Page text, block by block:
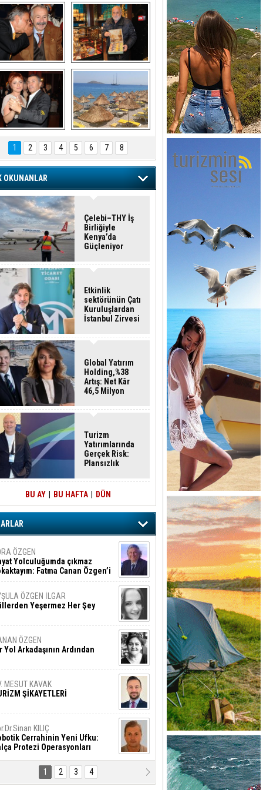
ULUSOY ve
BAĞLIKAYA
Avni Ongurlar ile
DEDEMAN
TATİL
1
2 3 4 5 6 7 8
OKUNANLAR
Çelebi–THY İş
Birliğiyle
Kenya’da
Güçleniyor
Etkinlik
sektörünün Çatı
Kuruluşlardan
İstanbul Zirvesi
Global Yatırım
Holding,%38
Artış: Net Kâr
46,5 Milyon
Turizm
Yatırımlarında
Gerçek Risk:
Plansızlık
BU AY BU HAFTA DÜN
ÖZGEN
Yolculuğumda çıkmaz
Fatma Canan Özgen’i
ÖZGEN İLGAR
Yeşermez Her Şey
ÖZGEN
Yol Arkadaşının Ardından
MESUT KAVAK
ŞİKAYETLERİ
KILIÇ
Cerrahinin Yeni Ufku:
Protezi Operasyonları
BAŞAN
Şaşırmayacağız
1 2 3 4